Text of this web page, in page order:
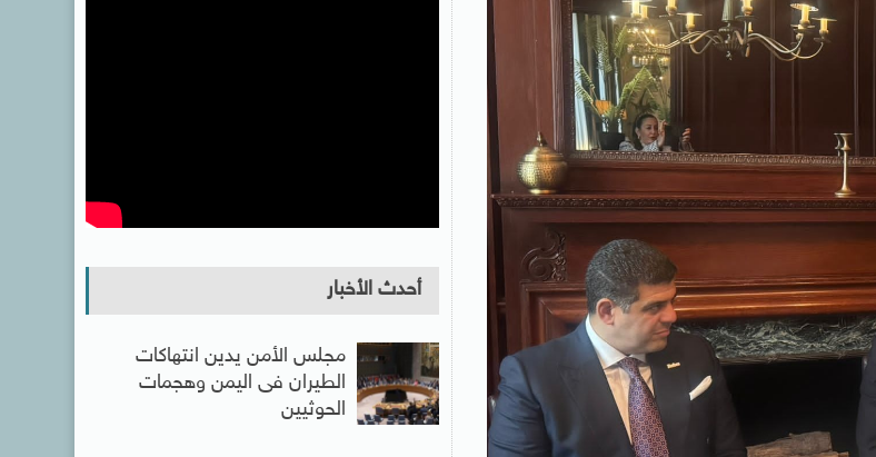
أحدث الأخبار
مجلس الأمن يدين انتهاكات
الطيران فى اليمن وهجمات
الحوثيين